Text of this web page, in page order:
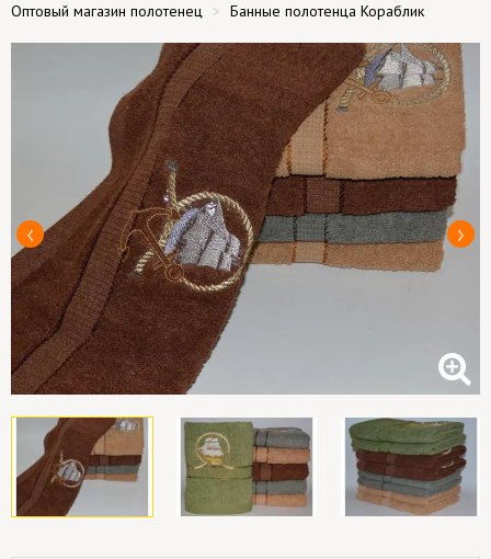
Оптовый магазин полотенец Банные полотенца Кораблик